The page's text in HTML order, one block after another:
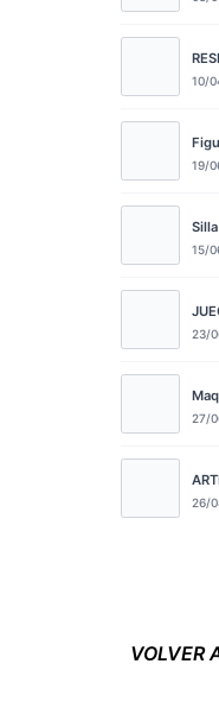
10/
19/
15/
23/
27/
26/
VOLVER